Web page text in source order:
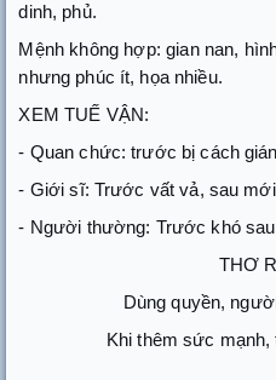
dinh, phủ.
Mệnh không hợp: gian nan,
nhưng phúc ít, họa nhiều.
XEM TUẾ VẬN:
- Quan chức: trước bị cách
- Giới sĩ: Trước vất vả, sau mới
- Người thường: Trước khó
THƠ
Dùng quyền,
Khi thêm sức mạnh,